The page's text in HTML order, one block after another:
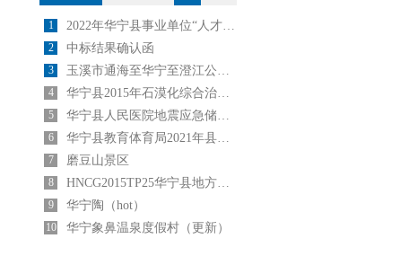
1 2022年华宁县事业单位“人才回引计划”公告
2 中标结果确认函
3 玉溪市通海至华宁至澄江公路建设项目
4 华宁县2015年石漠化综合治理工程坡改梯施工（第一标段)中 选 公 告
5 华宁县人民医院地震应急储备物资采购项目 成交公告
6 华宁县教育体育局2021年县内公开选调中小学教师公告
7 磨豆山景区
8 HNCG2015TP25华宁县地方税务局办公设备采购与安装采购中标公告
9 华宁陶（hot）
10 华宁象鼻温泉度假村（更新）